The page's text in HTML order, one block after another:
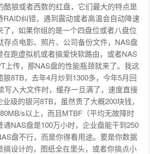
酷狼或者西数的红盘，它们最大的特点是
RAID纠错，遇到震动或者高温会自动降速
了，如果你组的是一个四盘位或者八盘位
存点电影、照片、公司备份文件，NAS盘
在跑虚拟机或者搞爱快软路由，或者NAS
上传，那NAS盘的性能瓶颈就来了。我这
8TB，去年4月炒到1300多，今年5月回
写入大文件时，缓存一旦满了，速度直接
级的银河8TB，虽然贵了大概200块钱，
s以上，而且MTBF（平均无故障时
通NAS盘是100万小时，企业盘能干到250
盘不行，而是你得看用途。要是你数据
搞设计的，图纸全在里头，或者你搞点小